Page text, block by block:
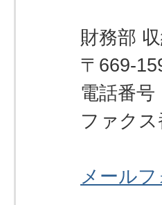
財務部
〒669-
電話番号
ファク
メール